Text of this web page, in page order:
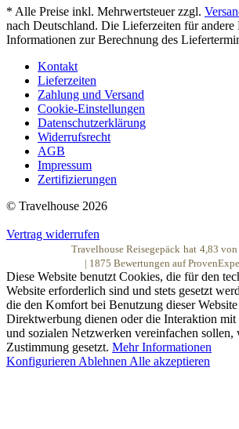
* Alle Preise inkl. Mehrwertsteuer zzgl.
nach Deutschland. Die Lieferzeiten für andere
Informationen zur Berechnung des
Kontakt
Lieferzeiten
Zahlung und Versand
Cookie-Einstellungen
Datenschutzerklärung
Widerrufsrecht
AGB
Impressum
Zertifizierungen
© Travelhouse 2026
Vertrag widerrufen
Travelhouse Reisegepäck hat 4,83 von
1875 Bewertungen auf
Diese Website benutzt Cookies, die für den
Website erforderlich sind und stets gesetzt
die den Komfort bei Benutzung dieser
Direktwerbung dienen oder die Interaktion mit
und sozialen Netzwerken vereinfachen
Zustimmung gesetzt. Mehr Informationen
Konfigurieren Ablehnen Alle akzeptieren